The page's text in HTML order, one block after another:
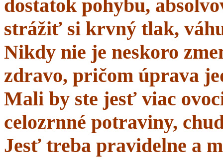
dostatok pohybu,
strážiť si krvný tlak,
Nikdy nie je neskoro
zdravo, pričom úprava
Mali by ste jesť viac
celozrnné potraviny,
Jesť treba pravidelne a